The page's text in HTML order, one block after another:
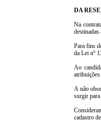
DA
Na
Para fins
da Lei nº
Ao
A não
surgir
cadastro